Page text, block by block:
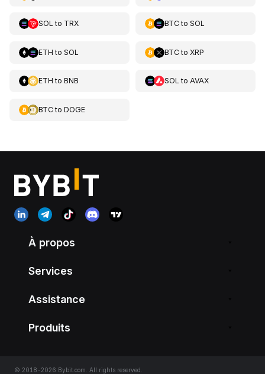
SOL to TRX BTCto SOL
ETH to SOL BTCto XRP
ETH to BNB SOL to AVAX
BTCto DOGE
À propos
Services
Assistance
Produits
© 2018-2026 Bybit.com. All rights reserved.